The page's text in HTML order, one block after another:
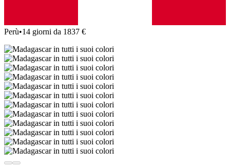
Perù•14 giorni da 1837 €